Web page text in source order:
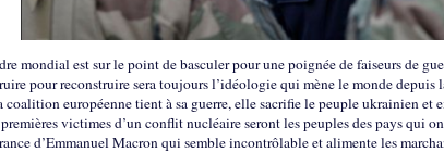
mondial est sur le point de basculer pour une poignée de faiseurs de
pour reconstruire sera toujours l’idéologie qui mène le monde depuis
coalition européenne tient à sa guerre, elle sacrifie le peuple ukrainien et
victimes d’un conflit nucléaire seront les peuples des pays qui
d’Emmanuel Macron qui semble incontrôlable et alimente les